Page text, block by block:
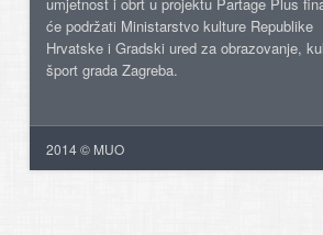
će podržati Ministarstvo kulture Republike
Hrvatske i Gradski ured za obrazovanje,
šport grada Zagreba.
2014 © MUO